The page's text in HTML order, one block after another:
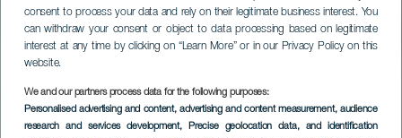
consent to process your data and rely on their legitimate business interest. You
can withdraw your consent or object to data processing based on legitimate
interest at any time by clicking on “Learn More” or in our Privacy Policy on this
website.
We and our partners process data for the following purposes:
Personalised advertising and content, advertising and content measurement, audience
research and services development, Precise geolocation data, and identification